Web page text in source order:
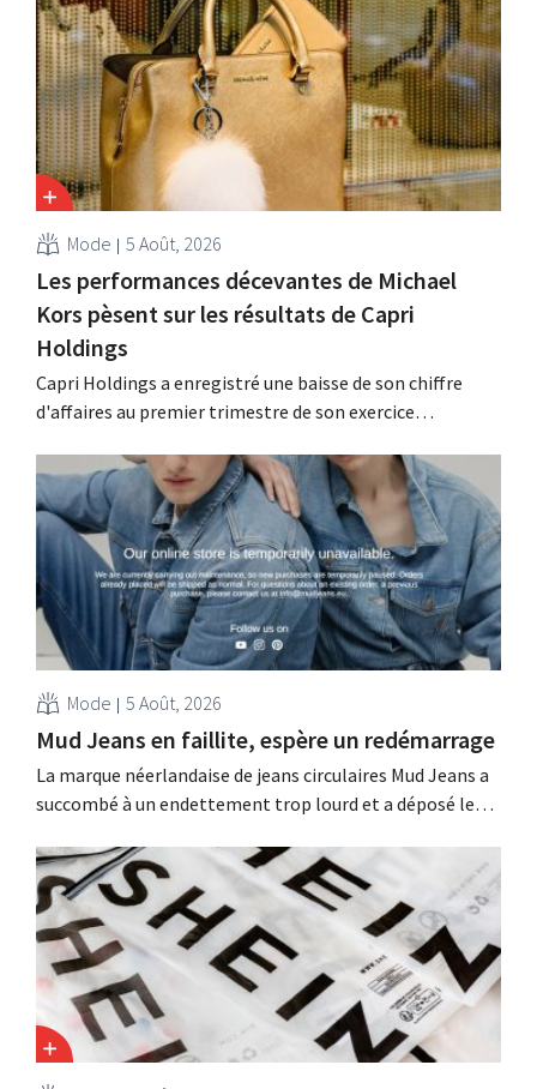
Mode 5 Août, 2026
Les performances décevantes de Michael
Kors pèsent sur les résultats de Capri
Holdings
Capri Holdings a enregistré une baisse de son chiffre
d'affaires au premier trimestre de son exercice
performances décevantes de Michael Kors, malgré les
bons résultats de Jimmy Choo.
Mode 5 Août, 2026
Mud Jeans en faillite, espère un redémarrage
La marque néerlandaise de jeans circulaires Mud Jeans a
succombé à un endettement trop lourd et a déposé le
l'histoire ne s'arrête pas là.